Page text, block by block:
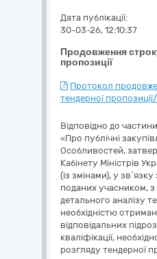
Продовження
пропозиції
Дата публікації:
30-03-26, 12:10:37
Протокол
тендерної
Відповідно до
«Про публічні
Особливостей,
Кабінету Міністрів
(із змінами), у
поданих учасником,
детального аналізу
необхідністю
відповідальних
кваліфікації,
розгляду тендерної